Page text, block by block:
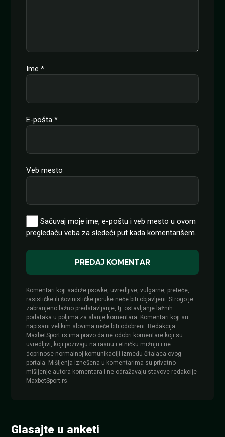
Ime *
E-pošta *
Veb mesto
Sačuvaj moje ime, e-poštu i veb mesto u ovom
pregledaču veba za sledeći put kada komentarišem.
Komentari koji sadrže psovke, uvredljive, vulgarne, preteće,
rasističke ili šovinističke poruke neće biti objavljeni. Strogo je
zabranjeno lažno predstavljanje, tj. ostavljanje lažnih
podataka u poljima za slanje komentara. Komentari koji su
napisani velikim slovima neće biti odobreni. Redakcija
MaxbetSport.rs ima pravo da ne odobri komentare koji su
uvredljivi, koji pozivaju na rasnu i etničku mržnju i ne
doprinose normalnoj komunikaciji između čitalaca ovog
portala. Mišljenja iznešena u komentarima su privatno
mišljenje autora komentara i ne odražavaju stavove redakcije
MaxbetSport.rs.
Glasajte u anketi